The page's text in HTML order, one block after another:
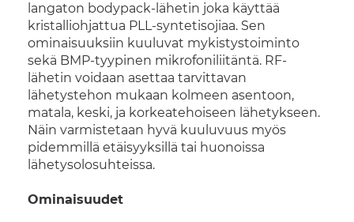
langaton bodypack-lähetin joka käyttää
kristalliohjattua PLL-syntetisojiaa. Sen
ominaisuuksiin kuuluvat mykistystoiminto
sekä BMP-tyypinen mikrofoniliitäntä. RF-
lähetin voidaan asettaa tarvittavan
lähetystehon mukaan kolmeen asentoon,
matala, keski, ja korkeatehoiseen lähetykseen.
Näin varmistetaan hyvä kuuluvuus myös
pidemmillä etäisyyksillä tai huonoissa
lähetysolosuhteissa.
Ominaisuudet